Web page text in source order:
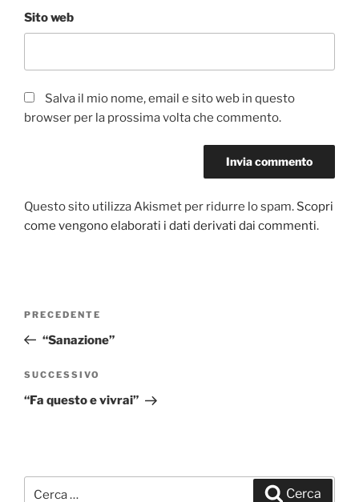
Sito web
Salva il mio nome, email e sito web in questo
browser per la prossima volta che commento.
Questo sito utilizza Akismet per ridurre lo spam. Scopri
come vengono elaborati i dati derivati dai commenti.
Navigazione
Articolo
precedente:
PRECEDENTE
“Sanazione”
Articolo
successivo
SUCCESSIVO
“Fa questo e vivrai”
Cerca:
Cerca